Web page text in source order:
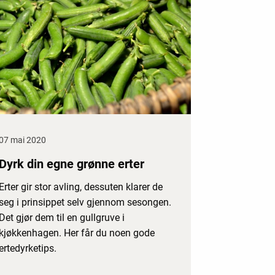
mai 2020
din egne grønne erter
gir stor avling, dessuten klarer de
i prinsippet selv gjennom sesongen.
gjør dem til en gullgruve i
Her får du noen gode